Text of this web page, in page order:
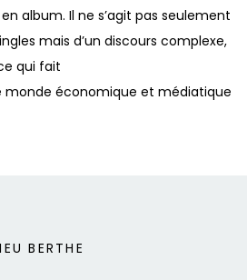
album. Il ne s’agit pas seulement
mais d’un discours complexe,
qui fait
monde économique et médiatique
BERTHE